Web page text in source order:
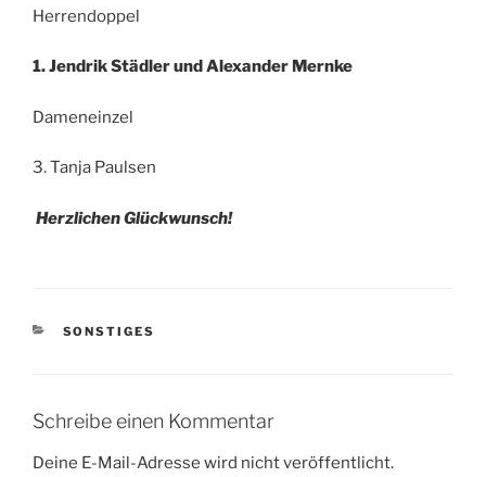
Herrendoppel
1. Jendrik Städler und Alexander Mernke
Dameneinzel
3. Tanja Paulsen
Herzlichen Glückwunsch!
KATEGORIEN
SONSTIGES
Schreibe einen Kommentar
Deine E-Mail-Adresse wird nicht veröffentlicht.